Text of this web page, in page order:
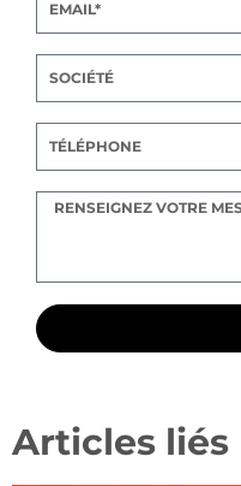
Articles liés